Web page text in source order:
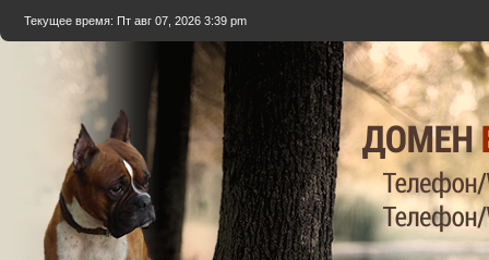
Текущее время: Пт авг 07, 2026 3:39 pm